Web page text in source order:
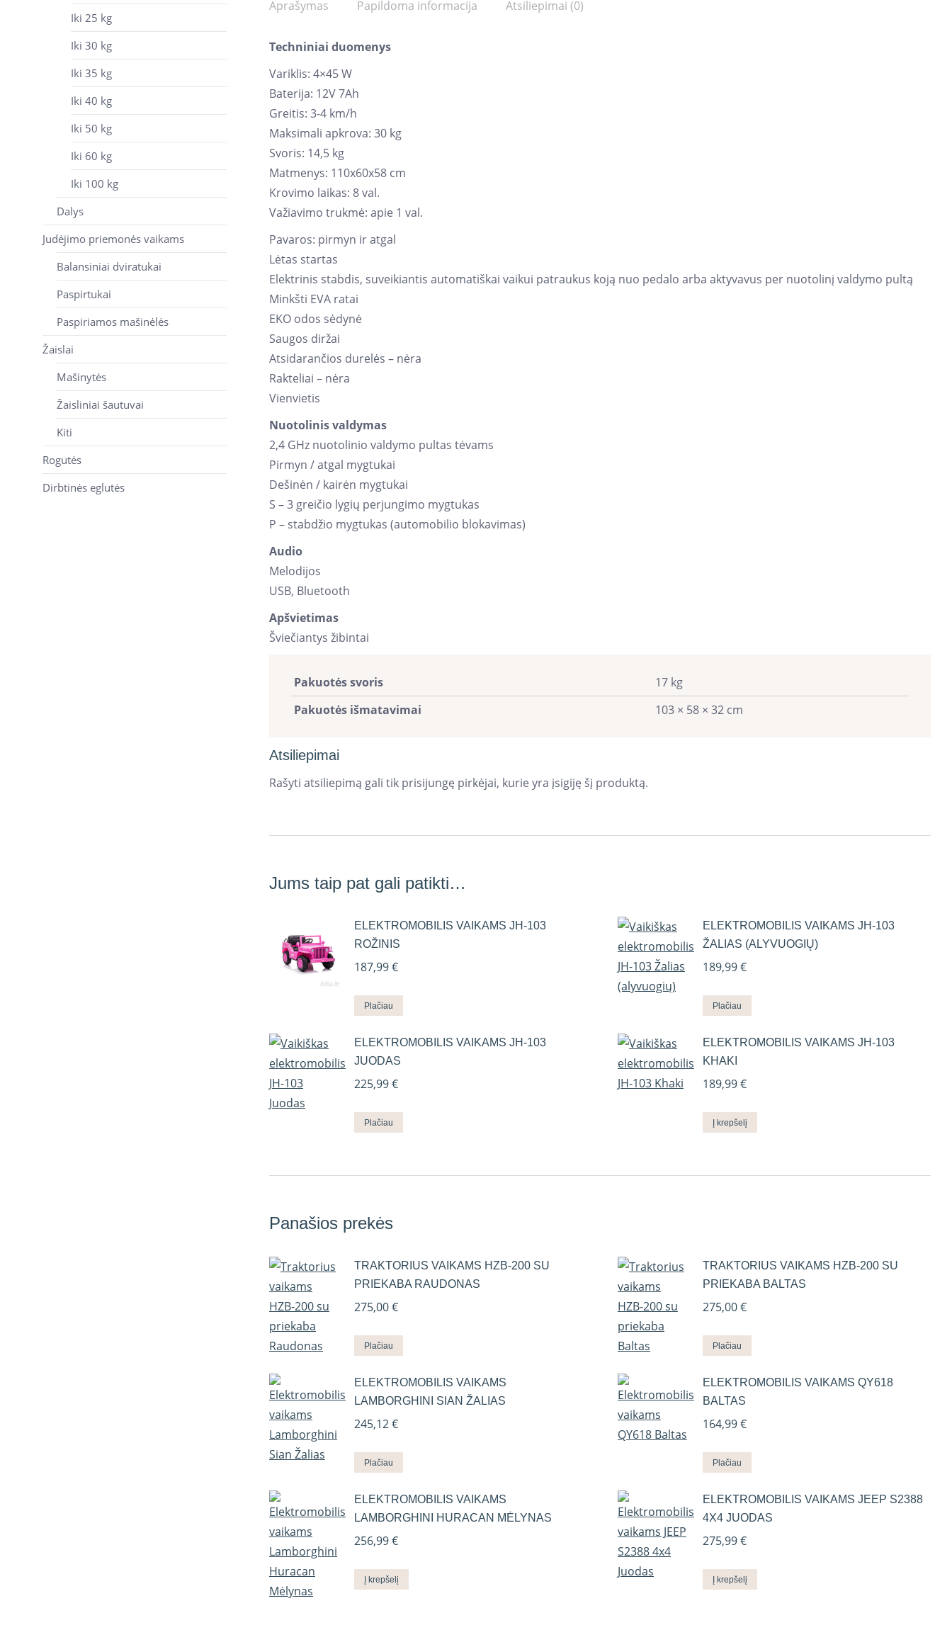
Aprašymas Papildoma informacija Atsiliepimai (0)
Techniniai duomenys
Variklis: 4×45 W
Baterija: 12V 7Ah
Greitis: 3-4 km/h
Maksimali apkrova: 30 kg
Svoris: 14,5 kg
Matmenys: 110x60x58 cm
Krovimo laikas: 8 val.
Važiavimo trukmė: apie 1 val.
Pavaros: pirmyn ir atgal
Lėtas startas
Elektrinis stabdis, suveikiantis automatiškai vaikui patraukus koją nuo pedalo arba aktyvavus per nuotolinį valdymo pultą
Minkšti EVA ratai
EKO odos sėdynė
Saugos diržai
Atsidarančios durelės – nėra
Rakteliai – nėra
Vienvietis
Nuotolinis valdymas
2,4 GHz nuotolinio valdymo pultas tėvams
Pirmyn / atgal mygtukai
Dešinėn / kairėn mygtukai
S – 3 greičio lygių perjungimo mygtukas
P – stabdžio mygtukas (automobilio blokavimas)
Audio
Melodijos
USB, Bluetooth
Apšvietimas
Šviečiantys žibintai
Pakuotės svoris
17 kg
Pakuotės išmatavimai
103 × 58 × 32 cm
Atsiliepimai
Rašyti atsiliepimą gali tik prisijungę pirkėjai, kurie yra įsigiję šį produktą.
Jums taip pat gali patikti…
ELEKTROMOBILIS VAIKAMS JH-103
ROŽINIS
187,99€
Plačiau
ELEKTROMOBILIS VAIKAMS JH-103
ŽALIAS (ALYVUOGIŲ)
189,99€
Plačiau
ELEKTROMOBILIS VAIKAMS JH-103
JUODAS
225,99€
Plačiau
ELEKTROMOBILIS VAIKAMS JH-103
KHAKI
189,99€
Į krepšelį
Panašios prekės
TRAKTORIUS VAIKAMS HZB-200 SU
PRIEKABA RAUDONAS
275,00€
Plačiau
TRAKTORIUS VAIKAMS HZB-200 SU
PRIEKABA BALTAS
275,00€
Plačiau
ELEKTROMOBILIS VAIKAMS
LAMBORGHINI SIAN ŽALIAS
245,12€
Plačiau
ELEKTROMOBILIS VAIKAMS QY618
BALTAS
164,99€
Plačiau
ELEKTROMOBILIS VAIKAMS
LAMBORGHINI HURACAN MĖLYNAS
256,99€
Į krepšelį
ELEKTROMOBILIS VAIKAMS JEEP S2388
4X4 JUODAS
275,99€
Į krepšelį
Iki 25 kg
Iki 30 kg
Iki 35 kg
Iki 40 kg
Iki 50 kg
Iki 60 kg
Iki 100 kg
Dalys
Judėjimo priemonės vaikams
Balansiniai dviratukai
Paspirtukai
Paspiriamos mašinėlės
Žaislai
Mašinytės
Žaisliniai šautuvai
Kiti
Rogutės
Dirbtinės eglutės